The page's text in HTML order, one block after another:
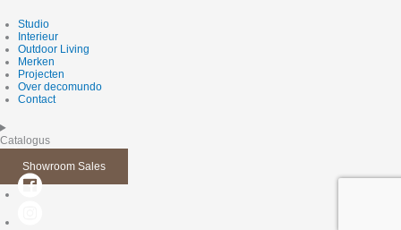
Studio
Interieur
Outdoor Living
Merken
Projecten
Over decomundo
Contact
Catalogus
Showroom Sales